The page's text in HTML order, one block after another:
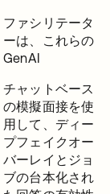
ファシリテータ
ーは、これらの
GenAI
チャットベース
の模擬面接を使
用して、ディー
プフェイクオー
バーレイとジョ
ブの台本化され